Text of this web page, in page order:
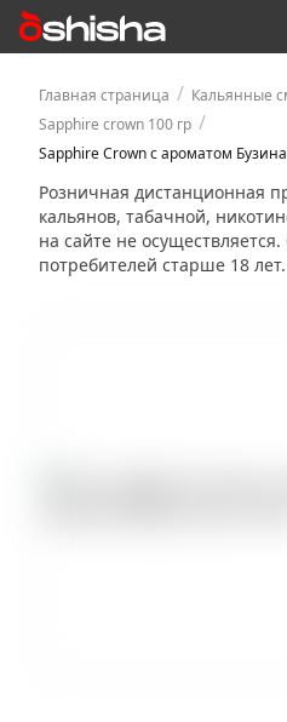
Главная страница / Кальянные
Sapphire crown 100 гр /
Sapphire Crown с ароматом
Розничная дистанционная
кальянов, табачной,
на сайте не
потребителей старше 18 лет.